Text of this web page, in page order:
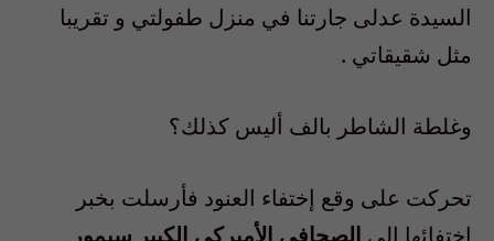
السيدة عدلى جارتنا في منزل طفولتي و تقريبا
مثل شقيقاتي .
وغلطة الشاطر بالف أليس كذلك؟
تحركت على وقع إختفاء العنود فأرسلت بخبر
إختفائها إلى الصحافي الأميركي الكبير سيمور